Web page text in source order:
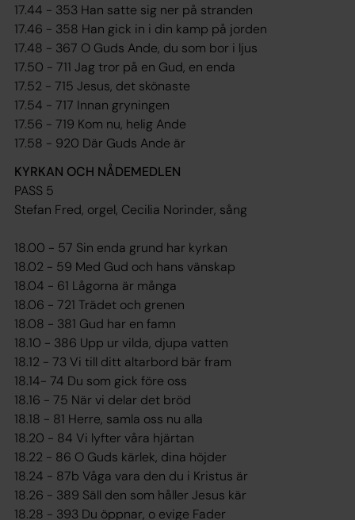
17.44 - 353 Han satte sig ner på stranden
17.46 - 358 Han gick in i din kamp på jorden
17.48 - 367 O Guds Ande, du som bor i ljus
17.50 - 711 Jag tror på en Gud, en enda
17.52 - 715 Jesus, det skönaste
17.54 - 717 Innan gryningen
17.56 - 719 Kom nu, helig Ande
17.58 - 920 Där Guds Ande är
KYRKAN OCH NÅDEMEDLEN
PASS 5
Stefan Fred, orgel, Cecilia Norinder, sång
18.00 - 57 Sin enda grund har kyrkan
18.02 - 59 Med Gud och hans vänskap
18.04 - 61 Lågorna är många
18.06 - 721 Trädet och grenen
18.08 - 381 Gud har en famn
18.10 - 386 Upp ur vilda, djupa vatten
18.12 - 73 Vi till ditt altarbord bär fram
18.14- 74 Du som gick före oss
18.16 - 75 När vi delar det bröd
18.18 - 81 Herre, samla oss nu alla
18.20 - 84 Vi lyfter våra hjärtan
18.22 - 86 O Guds kärlek, dina höjder
18.24 - 87b Våga vara den du i Kristus är
18.26 - 389 Säll den som håller Jesus kär
18.28 - 393 Du öppnar, o evige Fader